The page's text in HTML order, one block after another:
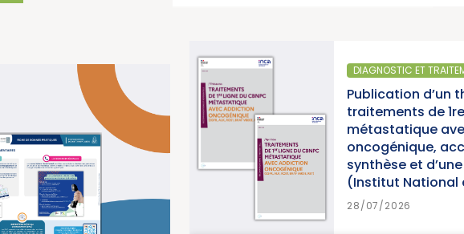
DIAGNOSTIC ET TRAITEMENT
Publication d’un thésaurus sur les
traitements de 1re ligne du CBNPC
métastatique avec addiction
oncogénique, accompagné d’une
synthèse et d’une synthèse de données
(Institut National du Cancer)
28/07/2026